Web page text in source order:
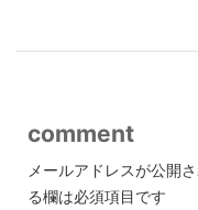
comment
メールアドレスが公開
る欄は必須項目です